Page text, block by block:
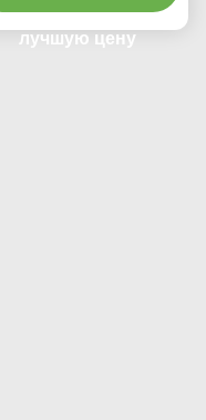
отслеживание в
реальном времени и
лучшую цену